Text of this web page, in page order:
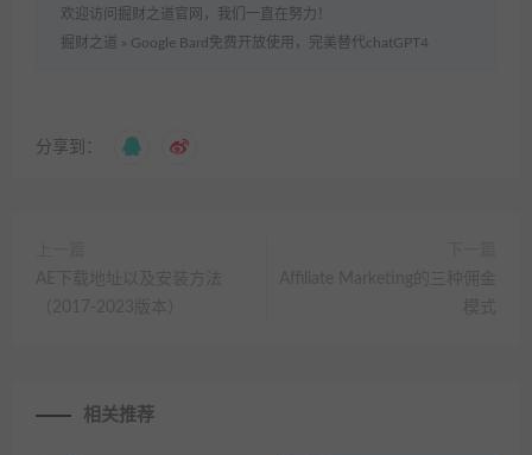
欢迎访问掘财之道官网，我们一直在努力！
掘财之道 » Google Bard免费开放使用，完美替代chatGPT4
分享到：
相关推荐